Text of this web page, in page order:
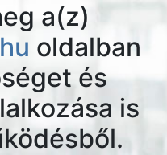
a(z)
oldalban
és
is